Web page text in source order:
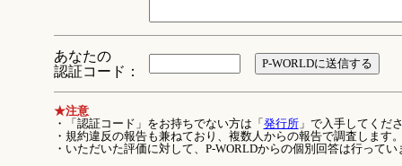
あなたの
認証コード：
★注意
・「認証コード」をお持ちでない方は「 発行所」で入手してくだ
・規約違反の報告も兼ねており、複数人からの報告で調査します
・いただいた評価に対して、P-WORLDからの個別回答は行ってい